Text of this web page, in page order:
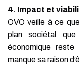
4. Impact et
OVO veille à ce
plan sociétal
économique
manque sa raison